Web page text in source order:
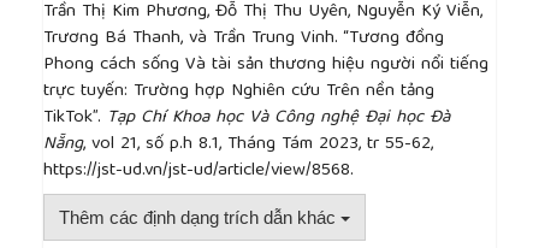
4, pp. 395-404, 1968.
[13]J. Kim, C. K. Lee, and T. Jung, “Exploring
consumer behavior in virtual reality tourism using
an extended stimulus-organism-response model”,
Journal of Travel Research, vol. 59, no. 1, pp. 69-89,
2020.
[14]Y. Koay, D. L. T. Ong, K. L. Khoo, and H. J. Yeoh,
“Perceived social media marketing activities and
consumer-based brand equity: Testing a moderated
Trần Thị Kim Phương, Đỗ Thị Thu Uyên, Nguyễn Ký Viễn,
Trương Bá Thanh, và Trần Trung Vinh. “Tương đồng
Phong cách sống Và tài sản thương hiệu người nổi tiếng
trực tuyến: Trường hợp Nghiên cứu Trên nền tảng
TikTok”. Tạp Chí Khoa học Và Công nghệ Đại học Đà
Nẵng, vol 21, số p.h 8.1, Tháng Tám 2023, tr 55-62,
https://jst-ud.vn/jst-ud/article/view/8568.
Thêm các định dạng trích dẫn khác